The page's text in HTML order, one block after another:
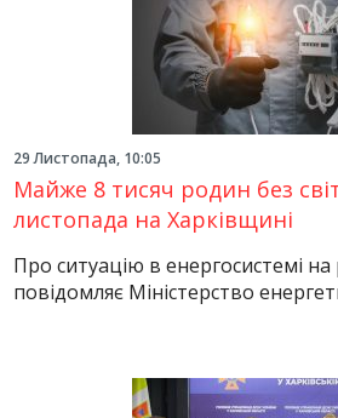
29 Листопада, 10:05
Майже 8 тисяч родин без
листопада на Харківщині
Про ситуацію в енергосистемі
повідомляє Міністерство